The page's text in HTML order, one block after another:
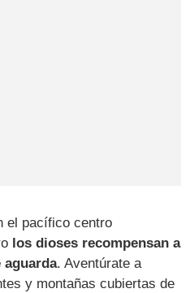
el pacífico centro
los dioses recompensan a
. Aventúrate a
y montañas cubiertas de